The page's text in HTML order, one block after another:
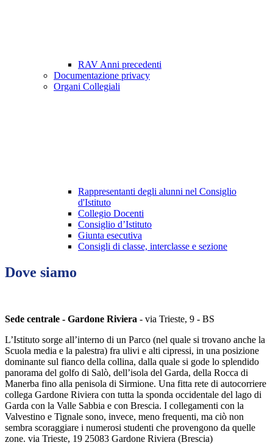
RAV Anni precedenti
Documentazione privacy
Organi Collegiali
Rappresentanti degli alunni nel Consiglio
d'Istituto
Collegio Docenti
Consiglio d’Istituto
Giunta esecutiva
Consigli di classe, interclasse e sezione
Dove siamo
Sede centrale - Gardone Riviera - via Trieste, 9 - BS
L’Istituto sorge all’interno di un Parco (nel quale si trovano anche la
Scuola media e la palestra) fra ulivi e alti cipressi, in una posizione
dominante sul fianco della collina, dalla quale si gode lo splendido
panorama del golfo di Salò, dell’isola del Garda, della Rocca di
Manerba fino alla penisola di Sirmione. Una fitta rete di autocorriere
collega Gardone Riviera con tutta la sponda occidentale del lago di
Garda con la Valle Sabbia e con Brescia. I collegamenti con la
Valvestino e Tignale sono, invece, meno frequenti, ma ciò non
sembra scoraggiare i numerosi studenti che provengono da quelle
zone. via Trieste, 19 25083 Gardone Riviera (Brescia)